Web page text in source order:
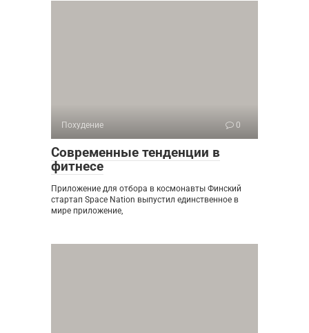
Похудение 0
Современные тенденции в
фитнесе
Приложение для отбора в космонавты Финский
стартап Space Nation выпустил единственное в
мире приложение,